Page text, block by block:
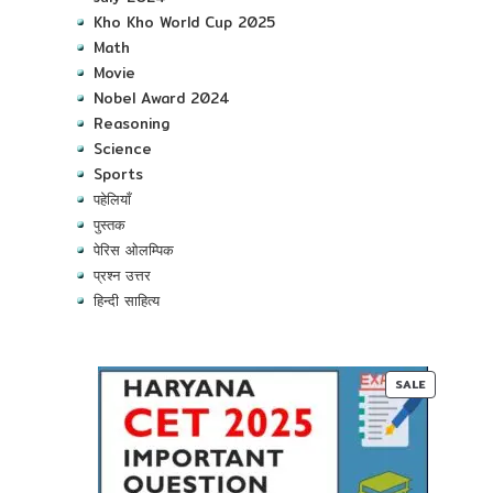
Kho Kho World Cup 2025
Math
Movie
Nobel Award 2024
Reasoning
Science
Sports
पहेलियाँ
पुस्तक
पेरिस ओलम्पिक
प्रश्न उत्तर
हिन्दी साहित्य
SALE